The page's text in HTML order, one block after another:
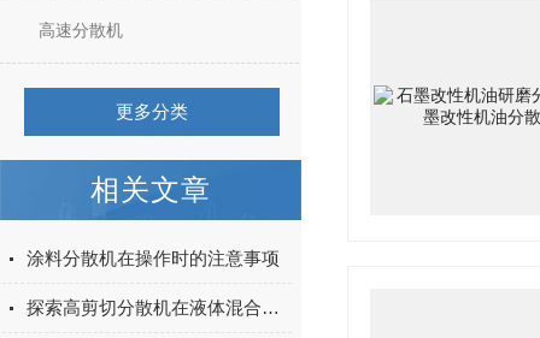
高速分散机
更多分类
相关文章
涂料分散机在操作时的注意事项
探索高剪切分散机在液体混合与乳化中的应用